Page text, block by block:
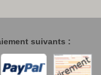
suivants :